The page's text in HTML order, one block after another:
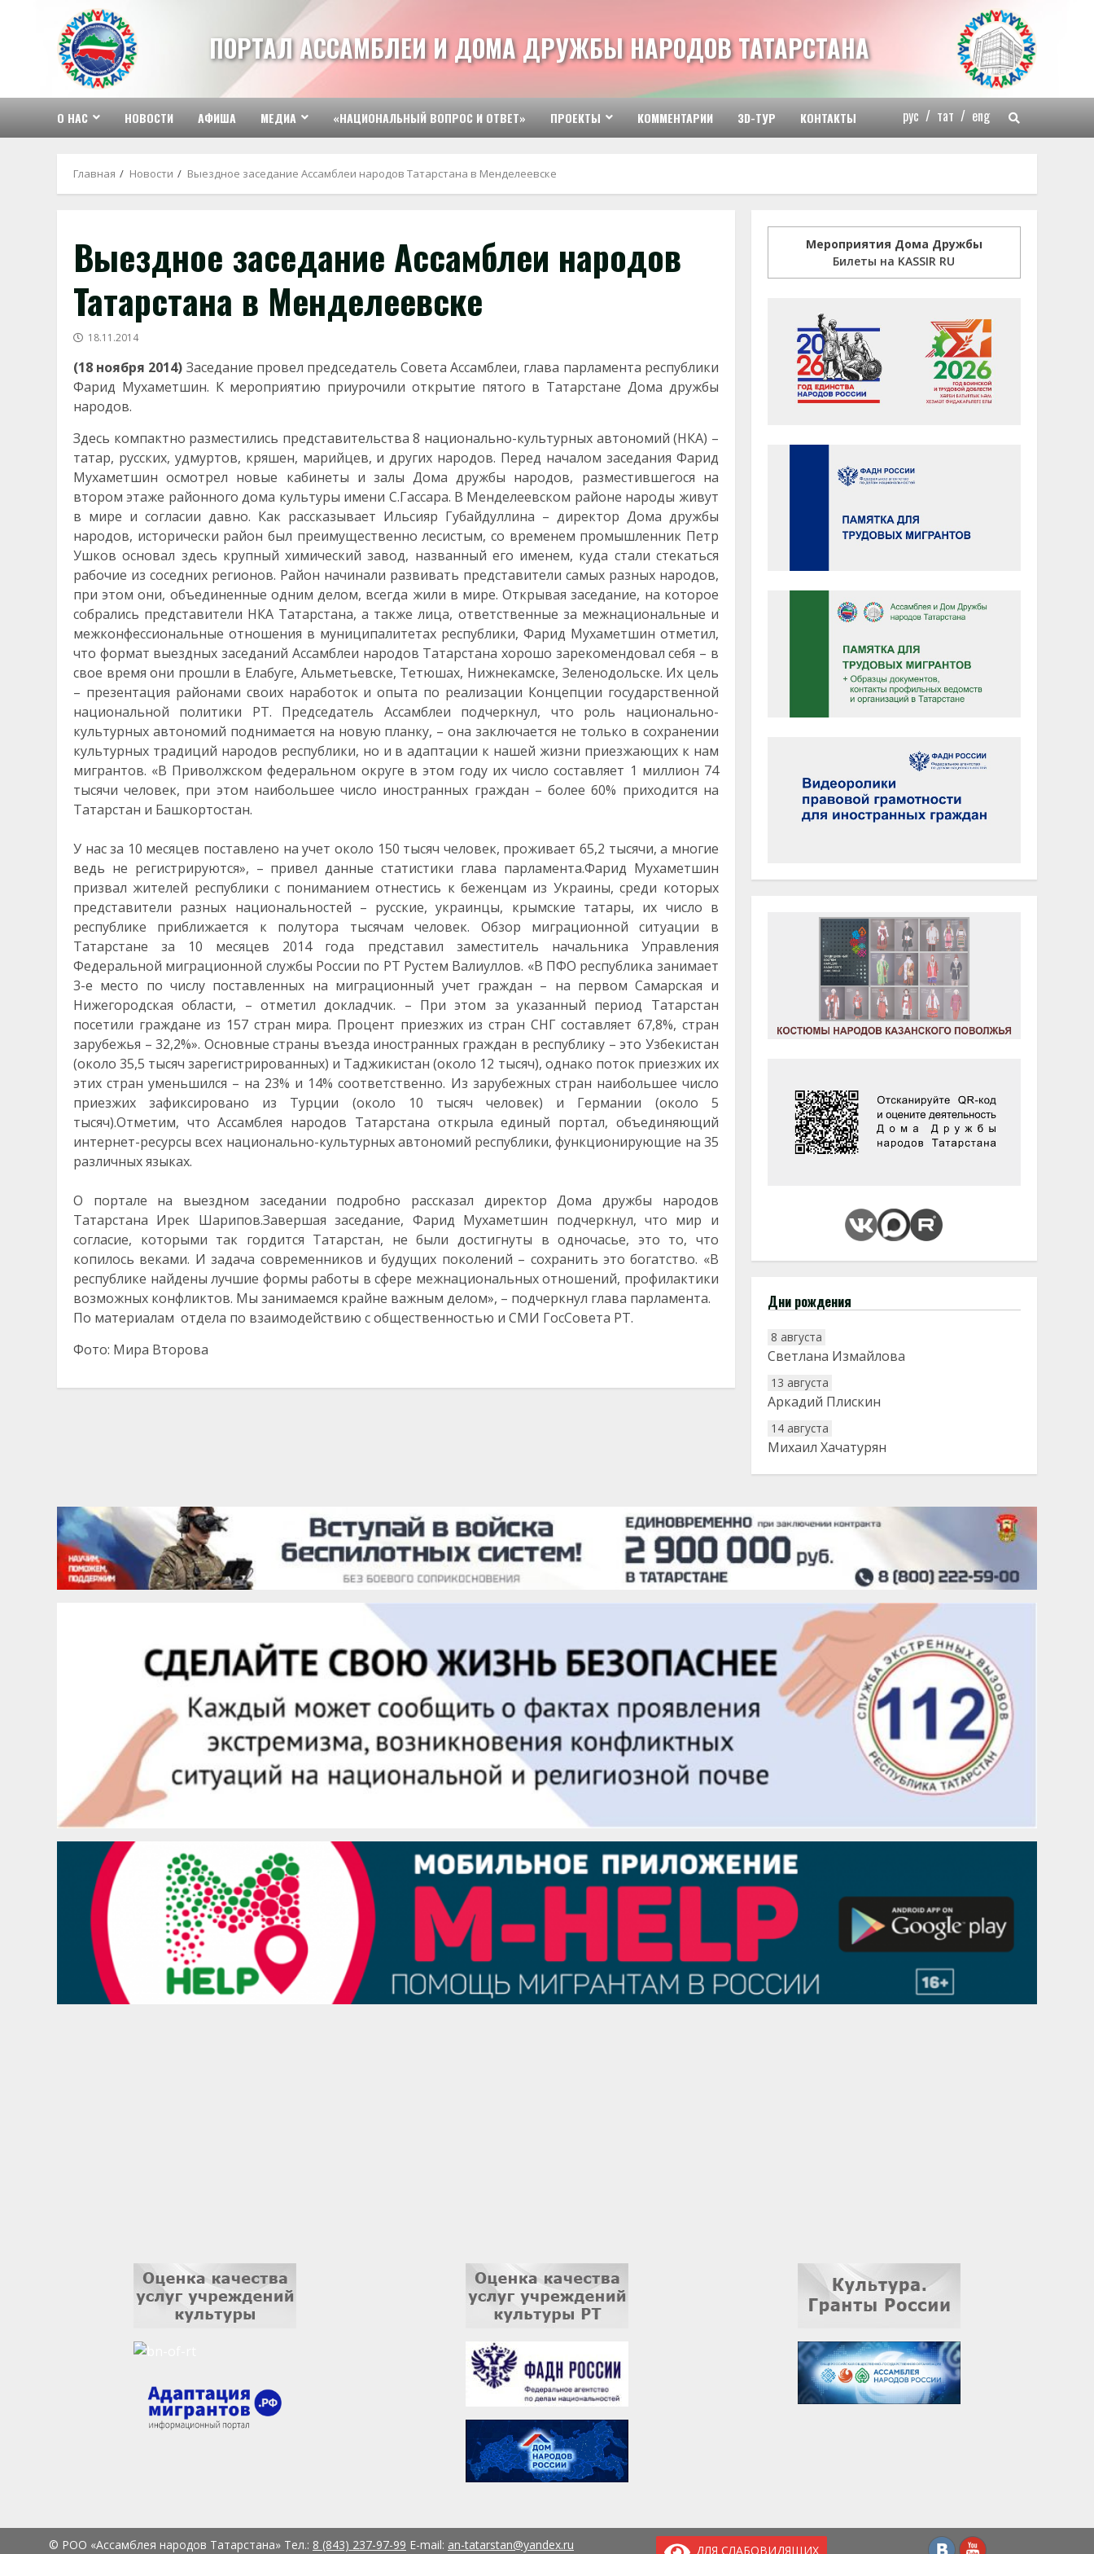
содержимому
ПОРТАЛ АССАМБЛЕИ И ДОМА ДРУЖБЫ НАРОДОВ ТАТАРСТАНА
О НАС НОВОСТИ АФИША МЕДИА «НАЦИОНАЛЬНЫЙ ВОПРОС И ОТВЕТ» ПРОЕКТЫ КОММЕНТАРИИ 3D-ТУР КОНТАКТЫ рус / тат / eng
Главная Новости Выездное заседание Ассамблеи народов Татарстана в Менделеевске
Выездное заседание Ассамблеи народов
Татарстана в Менделеевске
18.11.2014
(18 ноября 2014) Заседание провел председатель Совета Ассамблеи, глава парламента республики
Фарид Мухаметшин. К мероприятию приурочили открытие пятого в Татарстане Дома дружбы
народов.
Здесь компактно разместились представительства 8 национально-культурных автономий (НКА) –
татар, русских, удмуртов, кряшен, марийцев, и других народов. Перед началом заседания Фарид
Мухаметшин осмотрел новые кабинеты и залы Дома дружбы народов, разместившегося на
втором этаже районного дома культуры имени С.Гассара. В Менделеевском районе народы живут
в мире и согласии давно. Как рассказывает Ильсияр Губайдуллина – директор Дома дружбы
народов, исторически район был преимущественно лесистым, со временем промышленник Петр
Ушков основал здесь крупный химический завод, названный его именем, куда стали стекаться
рабочие из соседних регионов. Район начинали развивать представители самых разных народов,
при этом они, объединенные одним делом, всегда жили в мире. Открывая заседание, на которое
собрались представители НКА Татарстана, а также лица, ответственные за межнациональные и
межконфессиональные отношения в муниципалитетах республики, Фарид Мухаметшин отметил,
что формат выездных заседаний Ассамблеи народов Татарстана хорошо зарекомендовал себя – в
свое время они прошли в Елабуге, Альметьевске, Тетюшах, Нижнекамске, Зеленодольске. Их цель
– презентация районами своих наработок и опыта по реализации Концепции государственной
национальной политики РТ. Председатель Ассамблеи подчеркнул, что роль национально-
культурных автономий поднимается на новую планку, – она заключается не только в сохранении
культурных традиций народов республики, но и в адаптации к нашей жизни приезжающих к нам
мигрантов. «В Приволжском федеральном округе в этом году их число составляет 1 миллион 74
тысячи человек, при этом наибольшее число иностранных граждан – более 60% приходится на
Татарстан и Башкортостан.
У нас за 10 месяцев поставлено на учет около 150 тысяч человек, проживает 65,2 тысячи, а многие
ведь не регистрируются», – привел данные статистики глава парламента.Фарид Мухаметшин
призвал жителей республики с пониманием отнестись к беженцам из Украины, среди которых
представители разных национальностей – русские, украинцы, крымские татары, их число в
республике приближается к полутора тысячам человек. Обзор миграционной ситуации в
Татарстане за 10 месяцев 2014 года представил заместитель начальника Управления
Федеральной миграционной службы России по РТ Рустем Валиуллов. «В ПФО республика занимает
3-е место по числу поставленных на миграционный учет граждан – на первом Самарская и
Нижегородская области, – отметил докладчик. – При этом за указанный период Татарстан
посетили граждане из 157 стран мира. Процент приезжих из стран СНГ составляет 67,8%, стран
зарубежья – 32,2%». Основные страны въезда иностранных граждан в республику – это Узбекистан
(около 35,5 тысяч зарегистрированных) и Таджикистан (около 12 тысяч), однако поток приезжих их
этих стран уменьшился – на 23% и 14% соответственно. Из зарубежных стран наибольшее число
приезжих зафиксировано из Турции (около 10 тысяч человек) и Германии (около 5
тысяч).Отметим, что Ассамблея народов Татарстана открыла единый портал, объединяющий
интернет-ресурсы всех национально-культурных автономий республики, функционирующие на 35
различных языках.
О портале на выездном заседании подробно рассказал директор Дома дружбы народов
Татарстана Ирек Шарипов.Завершая заседание, Фарид Мухаметшин подчеркнул, что мир и
согласие, которыми так гордится Татарстан, не были достигнуты в одночасье, это то, что
копилось веками. И задача современников и будущих поколений – сохранить это богатство. «В
республике найдены лучшие формы работы в сфере межнациональных отношений, профилактики
возможных конфликтов. Мы занимаемся крайне важным делом», – подчеркнул глава парламента.
По материалам отдела по взаимодействию с общественностью и СМИ ГосСовета РТ.
Фото: Мира Второва
Мероприятия Дома Дружбы
Билеты на KASSIR RU
Дни рождения
8 августа
Светлана Измайлова
13 августа
Аркадий Плискин
14 августа
Михаил Хачатурян
20 августа
22 августа
Евгений Ефимов
25 августа
Сэсэгма Бубеева
28 августа
Чингиз Мустафаев
29 августа
Надежда Рослова
1 сентября
Гали Хасанов
Владислав Тома
ДЛЯ СЛАБОВИДЯЩИХ
© РОО «Ассамблея народов Татарстана» Тел.: 8 (843) 237-97-99 E-mail: an-tatarstan@yandex.ru